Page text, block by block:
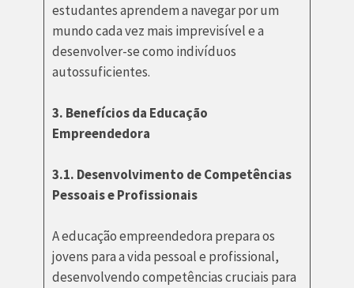
estudantes aprendem a navegar por um
mundo cada vez mais imprevisível e a
desenvolver-se como indivíduos
autossuficientes.
3. Benefícios da Educação
Empreendedora
3.1. Desenvolvimento de Competências
Pessoais e Profissionais
A educação empreendedora prepara os
jovens para a vida pessoal e profissional,
desenvolvendo competências cruciais para